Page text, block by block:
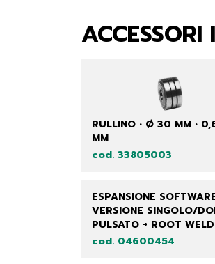
ACCESSORI
RULLINO • Ø 30 MM •
MM
cod. 33805003
ESPANSIONE
VERSIONE SINGOLO/
PULSATO + ROOT
cod. 04600454